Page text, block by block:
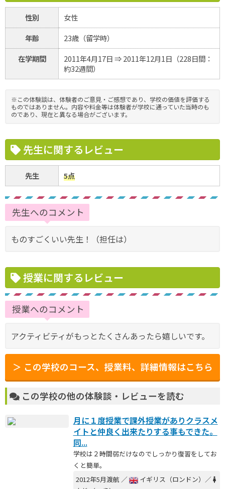
性別
女性
年齢
23歳（留学時）
在学期間
2011年4月17日 ⇒ 2011年12月1日（228日間：
約32週間）
※この体験談は、体験者のご意見・ご感想であり、学校の価値を評価する
ものではありません。内容や料金等は体験者が学校に通っていた当時のも
のであり、現在と異なる場合がございます。
先生に関するレビュー
先生 5点
先生へのコメント
ものすごくいい先生！（担任は）
授業に関するレビュー
授業へのコメント
アクティビティがもっとたくさんあったら嬉しいです。
＞ この学校のコース、授業料、詳細情報はこちら
この学校の他の体験談・レビューを読む
月に１度授業で課外授業がありクラスメ
イトと仲良く出来たりする事もできた。
同...
学校は２時間弱だけなのでしっかり復習をしてお
くと簡単。
2012年5月渡航 ／
イギリス（ロンドン）／